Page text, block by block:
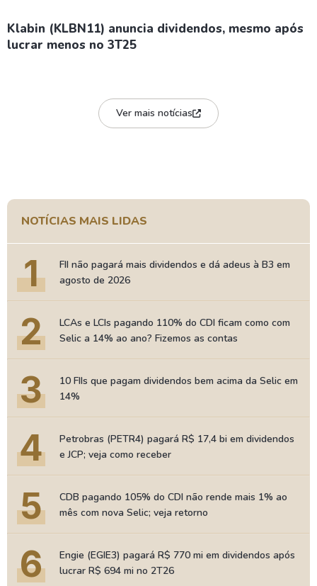
Klabin (KLBN11) anuncia dividendos, mesmo após
lucrar menos no 3T25
Ver mais notícias
NOTÍCIAS MAIS LIDAS
1
FII não pagará mais dividendos e dá adeus à B3 em
agosto de 2026
2
LCAs e LCIs pagando 110% do CDI ficam como com
Selic a 14% ao ano? Fizemos as contas
3
10 FIIs que pagam dividendos bem acima da Selic em
14%
4
Petrobras (PETR4) pagará R$ 17,4 bi em dividendos
e JCP; veja como receber
5
CDB pagando 105% do CDI não rende mais 1% ao
mês com nova Selic; veja retorno
6
Engie (EGIE3) pagará R$ 770 mi em dividendos após
lucrar R$ 694 mi no 2T26